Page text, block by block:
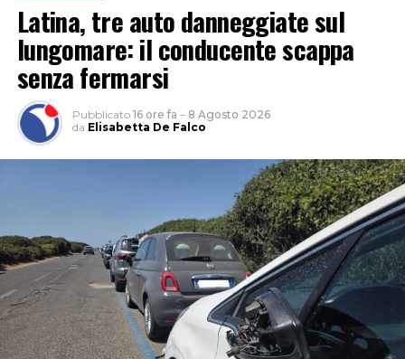
Latina, tre auto danneggiate sul
lungomare: il conducente scappa
senza fermarsi
Pubblicato 16 ore fa – 8 Agosto 2026
da Elisabetta De Falco